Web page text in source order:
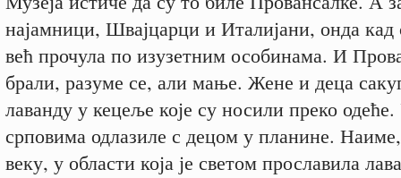
најамници, Швајцарци и Италијани, онда кад
већ прочула по изузетним особинама. И
брали, разуме се, али мање. Жене и деца
лаванду у кецеље које су носили преко
срповима одлазиле с децом у планине.
веку, у области која је светом прославила